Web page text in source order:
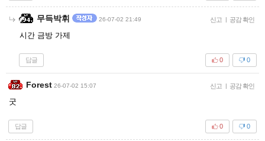
무득박휘 26-07-02 21:49 신고 | 공감 확인
시간 금방 가제
답글 0
0
Forest 26-07-02 15:07 신고 | 공감 확인
굿
답글 0
0